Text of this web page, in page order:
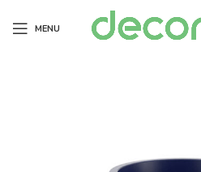
MENU